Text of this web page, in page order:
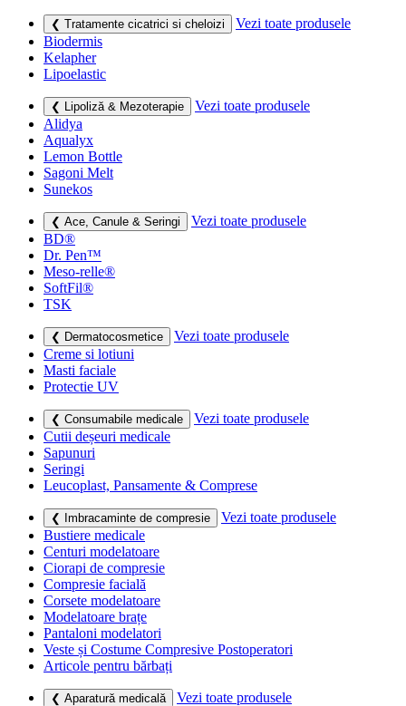
❮ Tratamente cicatrici si cheloizi
Vezi toate produsele
Biodermis
Kelapher
Lipoelastic
❮ Lipoliză & Mezoterapie
Vezi toate produsele
Alidya
Aqualyx
Lemon Bottle
Sagoni Melt
Sunekos
❮ Ace, Canule & Seringi
Vezi toate produsele
BD®
Dr. Pen™
Meso-relle®
SoftFil®
TSK
❮ Dermatocosmetice
Vezi toate produsele
Creme si lotiuni
Masti faciale
Protectie UV
❮ Consumabile medicale
Vezi toate produsele
Cutii deșeuri medicale
Sapunuri
Seringi
Leucoplast, Pansamente & Comprese
❮ Imbracaminte de compresie
Vezi toate produsele
Bustiere medicale
Centuri modelatoare
Ciorapi de compresie
Compresie facială
Corsete modelatoare
Modelatoare brațe
Pantaloni modelatori
Veste și Costume Compresive Postoperatori
Articole pentru bărbați
❮ Aparatură medicală
Vezi toate produsele